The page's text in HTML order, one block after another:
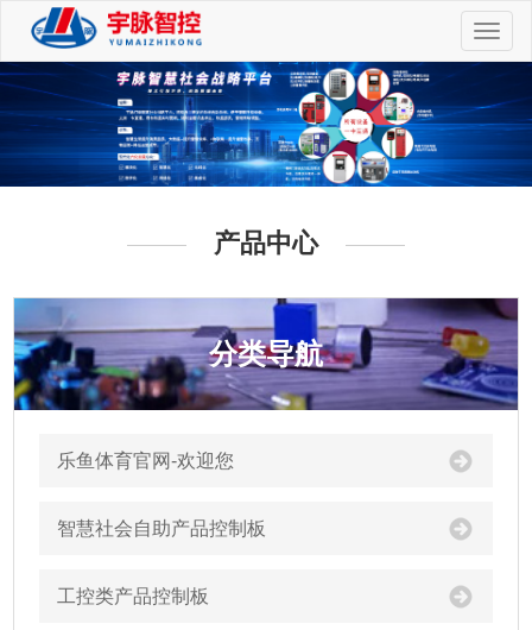
切
换
航
产品中心
分类导航
乐鱼体育官网-欢迎您
智慧社会自助产品控制板
工控类产品控制板